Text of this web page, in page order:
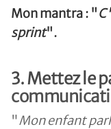
Mon mantra : "
sprint".
3. Mettez le
"Mon enfant